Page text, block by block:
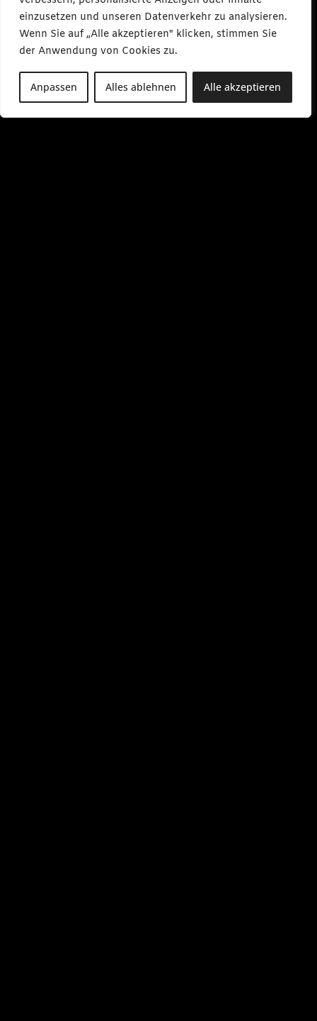
einzusetzen und unseren Datenverkehr zu analysieren.
Wenn Sie auf „Alle akzeptieren" klicken, stimmen Sie
der Anwendung von Cookies zu.
Anpassen Alles ablehnen Alle akzeptieren